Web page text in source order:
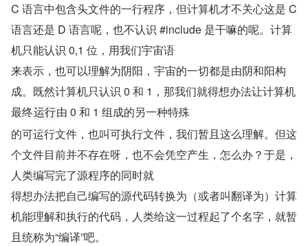
C 语言中包含头文件的一行程序，但计算机才不关心这是 C
语言还是 D 语言呢，也不认识 #include 是干嘛的呢。计算
机只能认识 0,1 位，用我们宇宙语
来表示，也可以理解为阴阳，宇宙的一切都是由阴和阳构
成。既然计算机只认识 0 和 1，那我们就得想办法让计算机
最终运行由 0 和 1 组成的另一种特殊
的可运行文件，也叫可执行文件，我们暂且这么理解。但这
个文件目前并不存在呀，也不会凭空产生，怎么办？于是，
人类编写完了源程序的同时就
得想办法把自己编写的源代码转换为（或者叫翻译为）计算
机能理解和执行的代码，人类给这一过程起了个名字，就暂
且统称为“编译”吧。